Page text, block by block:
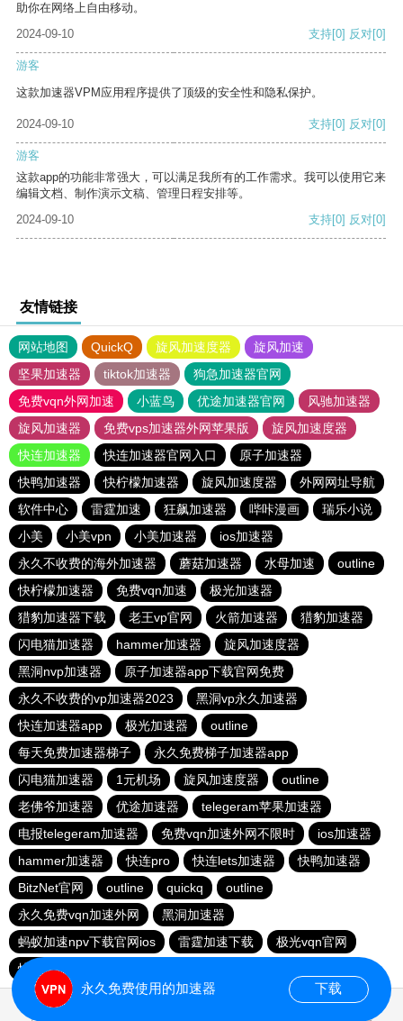
助你在网络上自由移动。
2024-09-10
支持[0] 反对[0]
游客
这款加速器VPM应用程序提供了顶级的安全性和隐私保护。
2024-09-10 支持[0] 反对[0]
游客
这款app的功能非常强大，可以满足我所有的工作需求。我可以使用它来
编辑文档、制作演示文稿、管理日程安排等。
2024-09-10
支持[0] 反对[0]
友情链接
网站地图 QuickQ 旋风加速度器
旋风加速
坚果加速器
tiktok加速器
狗急加速器官网
免费vqn外网加速
小蓝鸟 优途加速器官网
风驰加速器
旋风加速器
免费vps加速器外网苹果版
旋风加速度器
快连加速器
快连加速器官网入口
原子加速器
快鸭加速器
快柠檬加速器 旋风加速度器
外网网址导航
软件中心
雷霆加速 狂飙加速器 哔咔漫画
瑞乐小说
小美
小美vpn 小美加速器
ios加速器
永久不收费的海外加速器
蘑菇加速器 水母加速
outline
快柠檬加速器
免费vqn加速
极光加速器
猎豹加速器下载
老王vp官网 火箭加速器
猎豹加速器
闪电猫加速器
hammer加速器
旋风加速度器
黑洞nvp加速器
原子加速器app下载官网免费
永久不收费的vp加速器2023
黑洞vp永久加速器
快连加速器app
极光加速器
outline
每天免费加速器梯子
永久免费梯子加速器app
闪电猫加速器
1元机场 旋风加速度器
outline
老佛爷加速器
优途加速器
telegeram苹果加速器
电报telegeram加速器
免费vqn加速外网不限时
ios加速器
hammer加速器
快连pro 快连lets加速器
快鸭加速器
BitzNet官网
outline quickq
outline
永久免费vqn加速外网
黑洞加速器
蚂蚁加速npv下载官网ios
雷霆加速下载
极光vqn官网
快柠檬app下载
永久免费使用的加速器 下载